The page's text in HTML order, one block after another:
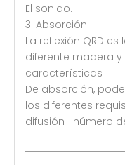
El sonido.
3. Absorción
La reflexión QRD
diferente madera
características
De absorción,
los diferentes
difusión número